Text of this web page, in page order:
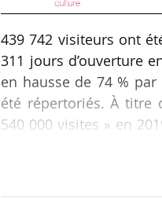
439 742 visiteurs ont
311 jours d’ouverture
en hausse de 74 %
été répertoriés. À titre
540 000 visites » en